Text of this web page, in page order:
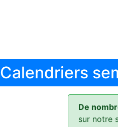
Calendriers
De
sur notre